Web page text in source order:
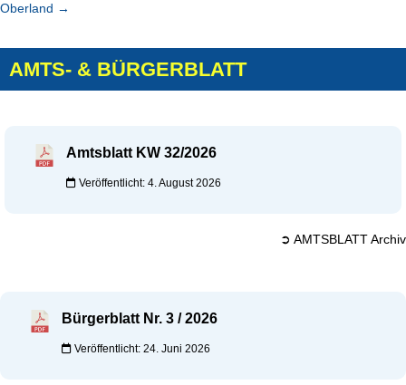
Oberland →
AMTS- & BÜRGERBLATT
Amtsblatt KW 32/2026
Veröffentlicht: 4. August 2026
➲ AMTSBLATT Archiv
Bürgerblatt Nr. 3 / 2026
Veröffentlicht: 24. Juni 2026